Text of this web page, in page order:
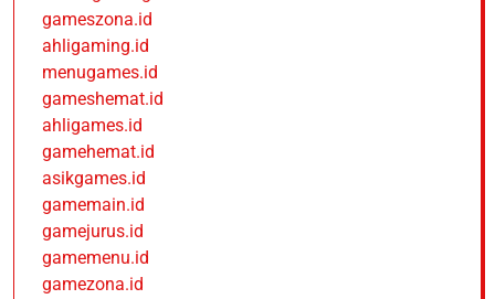
gameszona.id
ahligaming.id
menugames.id
gameshemat.id
ahligames.id
gamehemat.id
asikgames.id
gamemain.id
gamejurus.id
gamemenu.id
gamezona.id